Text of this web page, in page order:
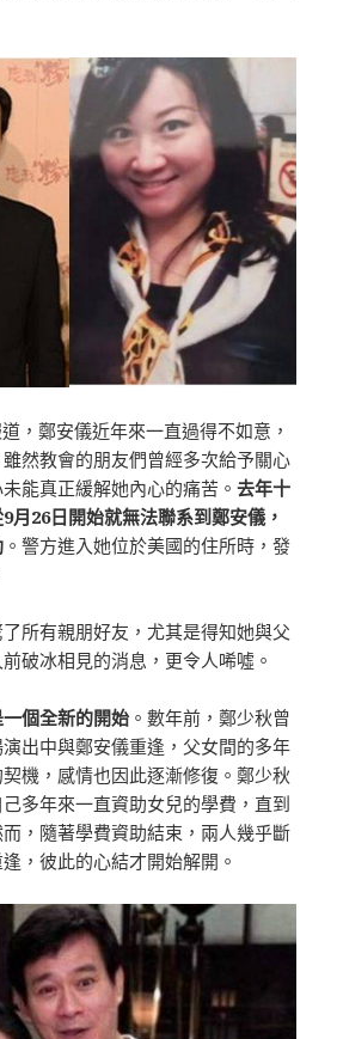
，鄭安儀近年來一直過得不如意，
然教會的朋友們曾經多次給予關心
能真正緩解她內心的痛苦。去年十
月26日開始就無法聯系到鄭安儀，
。警方進入她位於美國的住所時，發
所有親朋好友，尤其是得知她與父
破冰相見的消息，更令人唏噓。
個全新的開始 。數年前，鄭少秋曾
出中與鄭安儀重逢，父女間的多年
機，感情也因此逐漸修復。鄭少秋
多年來一直資助女兒的學費，直到
，隨著學費資助結束，兩人幾乎斷
，彼此的心結才開始解開。